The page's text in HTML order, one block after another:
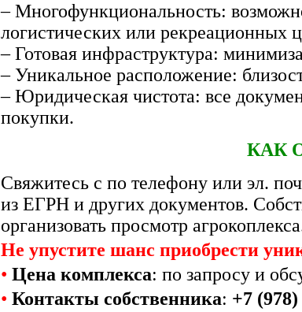
– Многофункциональность:
логистических или рекреационных
– Готовая инфраструктура:
– Уникальное расположение:
– Юридическая чистота: все
покупки.
КАК
Свяжитесь с по телефону или эл.
из ЕГРН и других документов.
организовать просмотр
Не упустите шанс приобрести
• Цена комплекса: по запросу и
• Контакты собственника: +7